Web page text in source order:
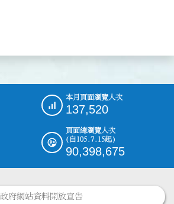
本月頁面瀏覽人次
137,520
頁面總瀏覽人次
(自105.7.15起)
90,398,675
政府網站資料開放宣告